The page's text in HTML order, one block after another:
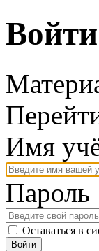
Войти
Имя
Пароль
Оставаться в
Войти